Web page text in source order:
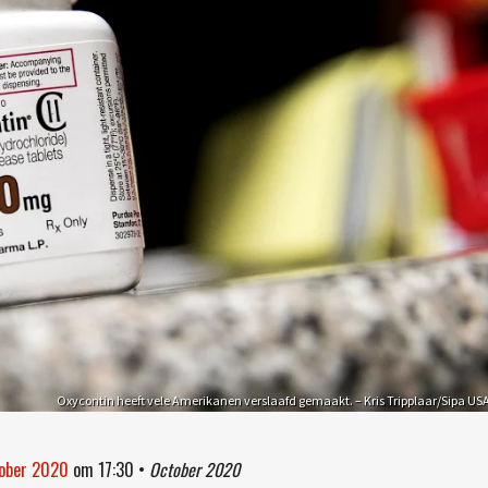
Oxycontin heeft vele Amerikanen verslaafd gemaakt. – Kris Tripplaar/Sipa
2020 om 17:30 • October 2020